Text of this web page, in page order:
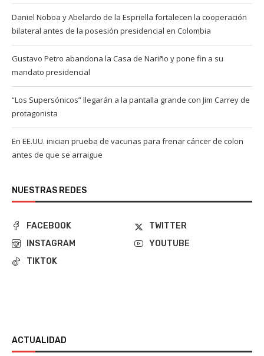
Daniel Noboa y Abelardo de la Espriella fortalecen la cooperación
bilateral antes de la posesión presidencial en Colombia
Gustavo Petro abandona la Casa de Nariño y pone fin a su
mandato presidencial
“Los Supersónicos” llegarán a la pantalla grande con Jim Carrey de
protagonista
En EE.UU. inician prueba de vacunas para frenar cáncer de colon
antes de que se arraigue
NUESTRAS REDES
FACEBOOK
TWITTER
INSTAGRAM
YOUTUBE
TIKTOK
ACTUALIDAD